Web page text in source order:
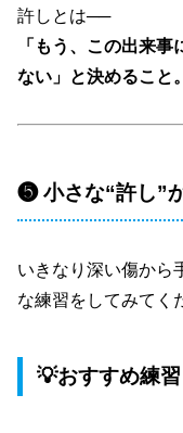
許しとは──
「もう、この出来
ない」と決めること。
❺ 小さな“許し”
いきなり深い傷から
な練習をしてみてく
💡おすすめ練